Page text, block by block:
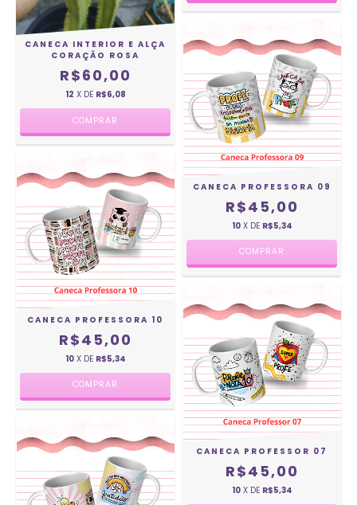
CANECA INTERIOR E ALÇA
CORAÇÃO ROSA
R$60,00
12 X DE R$6,08
CANECA PROFESSORA 10
R$45,00
10 X DE R$5,34
CANECA PROFESSORA 09
R$45,00
10 X DE R$5,34
CANECA PROFESSOR 07
R$45,00
10 X DE R$5,34